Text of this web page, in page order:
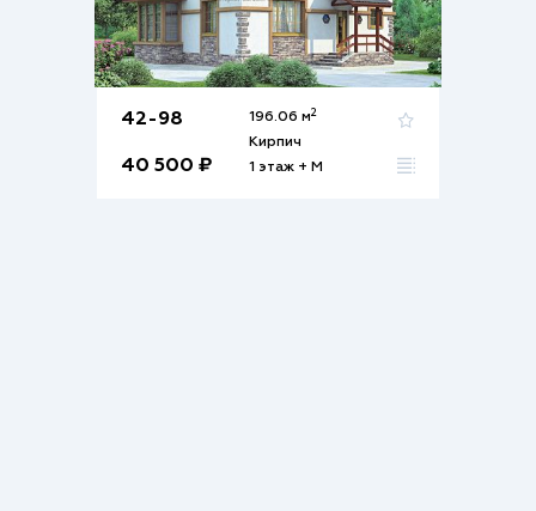
42-98
40 500 ₽
196.06 м2
Кирпич
1 этаж + М